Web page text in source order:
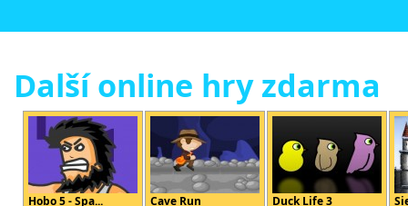
Další online hry zdarma
Hobo 5 - Spa... Cave Run Duck Life 3